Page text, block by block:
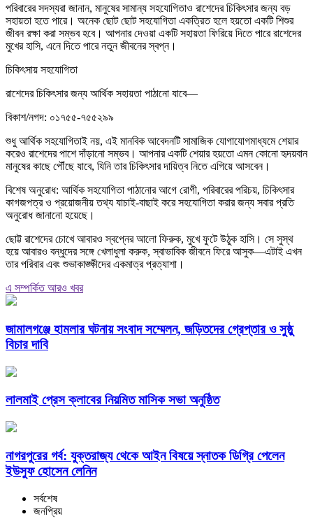
পরিবারের সদস্যরা জানান, মানুষের সামান্য সহযোগিতাও রাশেদের চিকিৎসার জন্য বড়
সহায়তা হতে পারে। অনেক ছোট ছোট সহযোগিতা একত্রিত হলে হয়তো একটি শিশুর
জীবন রক্ষা করা সম্ভব হবে। আপনার দেওয়া একটি সহায়তা ফিরিয়ে দিতে পারে রাশেদের
মুখের হাসি, এনে দিতে পারে নতুন জীবনের স্বপ্ন।
চিকিৎসায় সহযোগিতা
রাশেদের চিকিৎসার জন্য আর্থিক সহায়তা পাঠানো যাবে—
বিকাশ/নগদ: ০১৭৫৫-৭৫৫২৯৯
শুধু আর্থিক সহযোগিতাই নয়, এই মানবিক আবেদনটি সামাজিক যোগাযোগমাধ্যমে শেয়ার
করেও রাশেদের পাশে দাঁড়ানো সম্ভব। আপনার একটি শেয়ার হয়তো এমন কোনো হৃদয়বান
মানুষের কাছে পৌঁছে যাবে, যিনি তার চিকিৎসার দায়িত্ব নিতে এগিয়ে আসবেন।
বিশেষ অনুরোধ: আর্থিক সহযোগিতা পাঠানোর আগে রোগী, পরিবারের পরিচয়, চিকিৎসার
কাগজপত্র ও প্রয়োজনীয় তথ্য যাচাই-বাছাই করে সহযোগিতা করার জন্য সবার প্রতি
অনুরোধ জানানো হয়েছে।
ছোট্ট রাশেদের চোখে আবারও স্বপ্নের আলো ফিরুক, মুখে ফুটে উঠুক হাসি। সে সুস্থ
হয়ে আবারও বন্ধুদের সঙ্গে খেলাধুলা করুক, স্বাভাবিক জীবনে ফিরে আসুক—এটাই এখন
তার পরিবার এবং শুভাকাঙ্ক্ষীদের একমাত্র প্রত্যাশা।
এ সম্পর্কিত আরও খবর
জামালগঞ্জে হামলার ঘটনায় সংবাদ সম্মেলন, জড়িতদের গ্রেপ্তার ও সুষ্ঠু
বিচার দাবি
লালমাই প্রেস ক্লাবের নিয়মিত মাসিক সভা অনুষ্ঠিত
নাগরপুরের গর্ব: যুক্তরাজ্য থেকে আইন বিষয়ে স্নাতক ডিগ্রি পেলেন
ইউসুফ হোসেন লেনিন
সর্বশেষ
জনপ্রিয়